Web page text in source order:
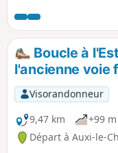
long de la Somme
des Marins, sans
d'Arc et de nombreux
Boucle à
l'ancienne voie
Visorandonneur
9,47 km
+99 m
Départ à Auxi-le-